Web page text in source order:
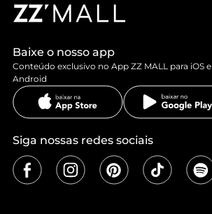
Baixe o nosso app
Conteúdo exclusivo no App ZZ MALL para iOS e
Android
Siga nossas redes sociais